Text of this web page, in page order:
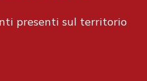
presenti sul territorio